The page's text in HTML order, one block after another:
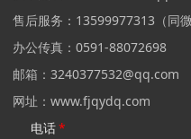
售后服务：13599977313（同微
办公传真：0591-88072698
邮箱：3240377532@qq.com
网址：www.fjqydq.com
电话*